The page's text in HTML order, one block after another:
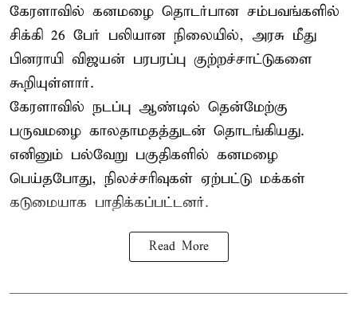
கேரளாவில் கனமழை தொடர்பான சம்பவங்களில்
சிக்கி 26 பேர் பலியான நிலையில், அரசு மீது
பினராயி விஜயன் பரபரப்பு குற்றச்சாட்டுகளை
கூறியுள்ளார்.
கேரளாவில் நடப்பு ஆண்டில் தென்மேற்கு
பருவமழை காலதாமதத்துடன் தொடங்கியது.
எனினும் பல்வேறு பகுதிகளில் கனமழை
பெய்தபோது, நிலச்சரிவுகள் ஏற்பட்டு மக்கள்
கடுமையாக பாதிக்கப்பட்டனர்.
Read More